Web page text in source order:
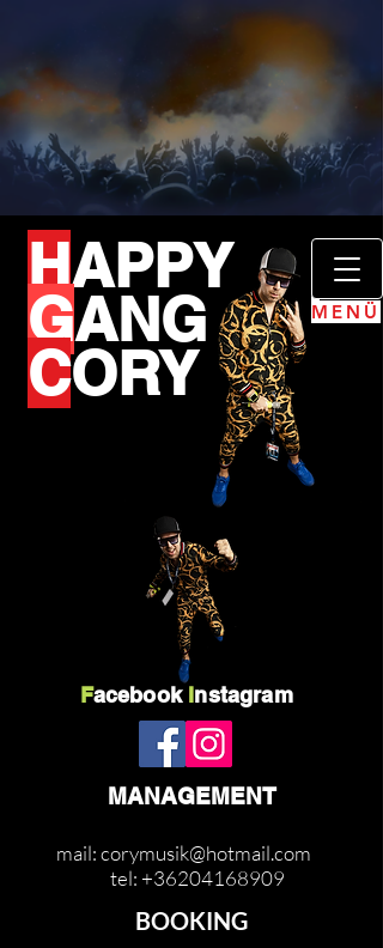
HAPPY
GANG
CORY
MENÜ
Facebook Instagram
MANAGEMENT
mail:corymusik@hotmail.com
tel: +36204168909
BOOKING